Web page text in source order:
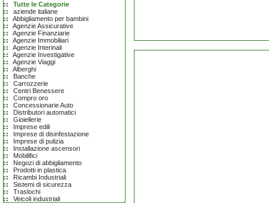
Tutte le Categorie
aziende italiane
Abbigliamento per bambini
Agenzie Assicurative
Agenzie Finanziarie
Agenzie Immobiliari
Agenzie Interinali
Agenzie Investigative
Agenzie Viaggi
Alberghi
Banche
Carrozzerie
Centri Benessere
Compro oro
Concessionarie Auto
Distributori automatici
Gioiellerie
Imprese edili
Imprese di disinfestazione
Imprese di pulizia
Installazione ascensori
Mobilifici
Negozi di abbigliamento
Prodotti in plastica
Ricambi Industriali
Sistemi di sicurezza
Traslochi
Veicoli industriali